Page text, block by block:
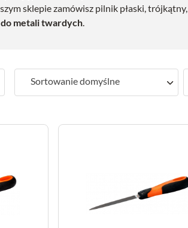
sklepie zamówisz pilnik płaski, trójkątny,
metali twardych.
Sortowanie domyślne